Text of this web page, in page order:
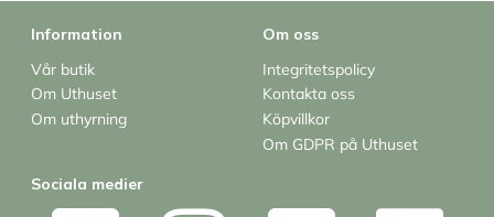
Information
Vår butik
Om Uthuset
Om uthyrning
Om oss
Integritetspolicy
Kontakta oss
Köpvillkor
Om GDPR på Uthuset
Sociala medier